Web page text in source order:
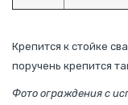
Крепится к стойке
поручень крепится
Фото ограждения с